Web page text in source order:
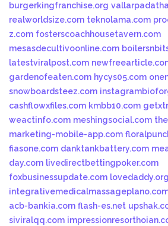
burgerkingfranchise.org
realworldsize.com teknolama.com
z.com fosterscoachhousetavern.com
mesasdecultivoonline.com
latestviralpost.com
gardenofeaten.com hycys05.com
snowboardsteez.com
cashflowxfiles.com kmbb10.com
weactinfo.com meshingsocial.com
marketing-mobile-app.com
fiasone.com danktankbattery.com
day.com livedirectbettingpoker.com
foxbusinessupdate.com lovedaddy.org
acb-bankia.com flash-es.net
siviralqq.com